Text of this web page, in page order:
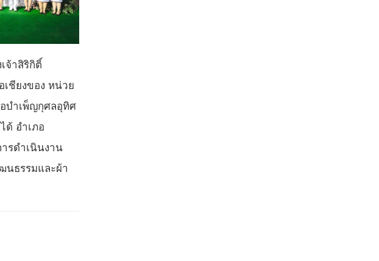
จ้าสิริกิติ์
ชียงของ หน่วย
บำเพ็ญกุศลอุทิศ
อำเภอ
รดำเนินงาน
นธรรมและผ้า